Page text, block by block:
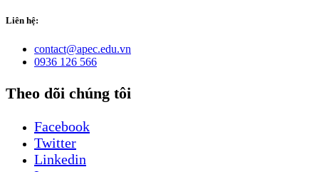
Liên hệ:
​​​​​​​​contact@apec.e​du​.​vn​
0936 126 566
Theo dõi chúng tôi
Facebook
Twitter
Linkedin